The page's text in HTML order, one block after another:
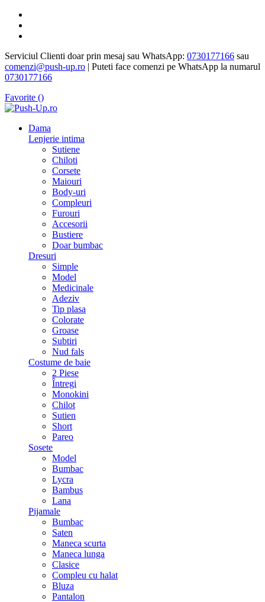
Serviciul Clienti doar prin mesaj sau WhatsApp: 0730177166 sau
comenzi@push-up.ro | Puteti face comenzi pe WhatsApp la numarul
0730177166
Favorite ()
Dama
Lenjerie intima
Sutiene
Chiloti
Corsete
Maiouri
Body-uri
Compleuri
Furouri
Accesorii
Bustiere
Doar bumbac
Dresuri
Simple
Model
Medicinale
Adeziv
Tip plasa
Colorate
Groase
Subtiri
Nud fals
Costume de baie
2 Piese
Întregi
Monokini
Chilot
Sutien
Short
Pareo
Sosete
Model
Bumbac
Lycra
Bambus
Lana
Pijamale
Bumbac
Saten
Maneca scurta
Maneca lunga
Clasice
Compleu cu halat
Bluza
Pantalon